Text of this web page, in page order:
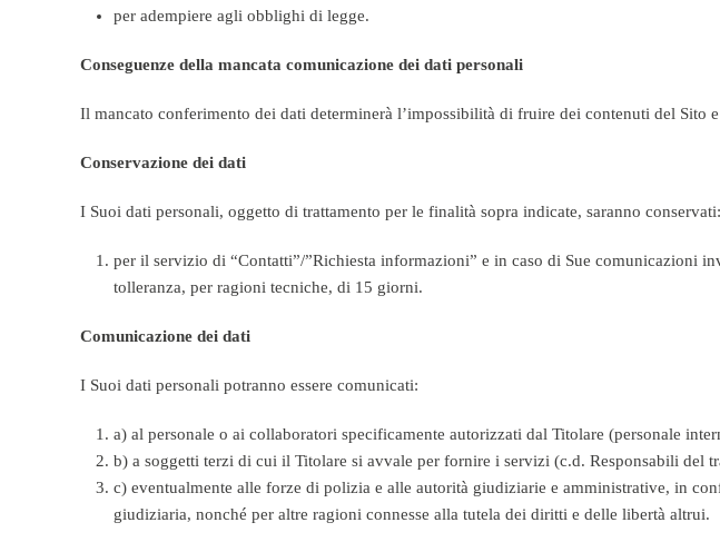
per adempiere agli obblighi di legge.
Conseguenze della mancata comunicazione dei dati personali
Il mancato conferimento dei dati determinerà l’impossibilità di fruire dei contenuti del
Conservazione dei dati
I Suoi dati personali, oggetto di trattamento per le finalità sopra indicate, saranno conservati:
per il servizio di “Contatti”/”Richiesta informazioni” e in caso di Sue comunicazioni
tolleranza, per ragioni tecniche, di 15 giorni.
Comunicazione dei dati
I Suoi dati personali potranno essere comunicati:
a) al personale o ai collaboratori specificamente autorizzati dal Titolare (personale
b) a soggetti terzi di cui il Titolare si avvale per fornire i servizi (c.d. Responsabili
c) eventualmente alle forze di polizia e alle autorità giudiziarie e amministrative, in
giudiziaria, nonché per altre ragioni connesse alla tutela dei diritti e delle libertà altrui.